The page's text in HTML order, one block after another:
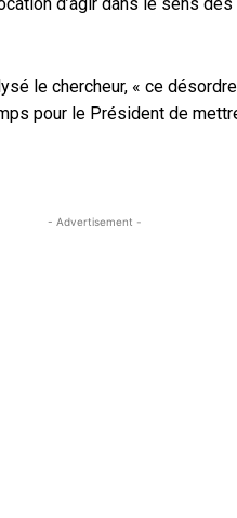
le chercheur, « ce
pour le Président de
- Advertisement -